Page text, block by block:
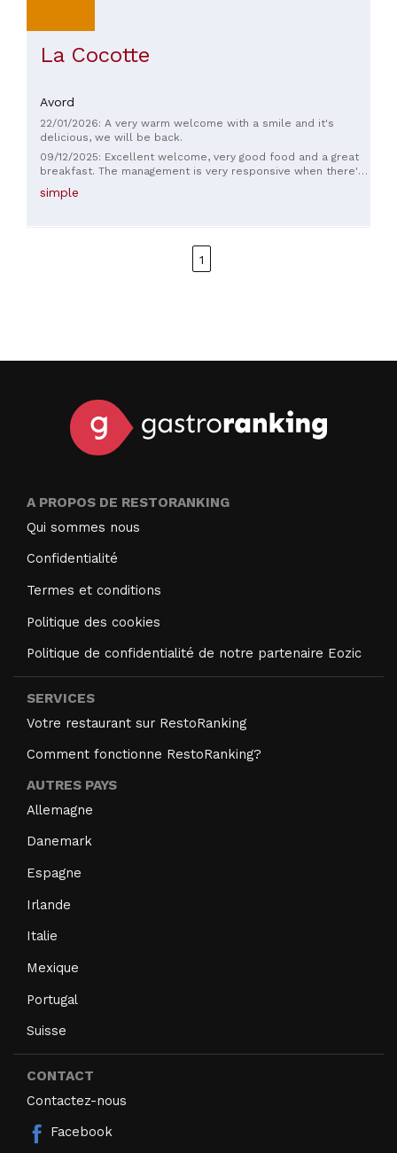
La Cocotte
Avord
22/01/2026: A very warm welcome with a smile and it's
delicious, we will be back.
09/12/2025: Excellent welcome, very good food and a great
breakfast. The management is very responsive when there's
simple
1
A PROPOS DE RESTORANKING
Qui sommes nous
Confidentialité
Termes et conditions
Politique des cookies
Politique de confidentialité de notre partenaire Eozic
SERVICES
Votre restaurant sur RestoRanking
Comment fonctionne RestoRanking?
AUTRES PAYS
Allemagne
Danemark
Espagne
Irlande
Italie
Mexique
Portugal
Suisse
CONTACT
Contactez-nous
Facebook